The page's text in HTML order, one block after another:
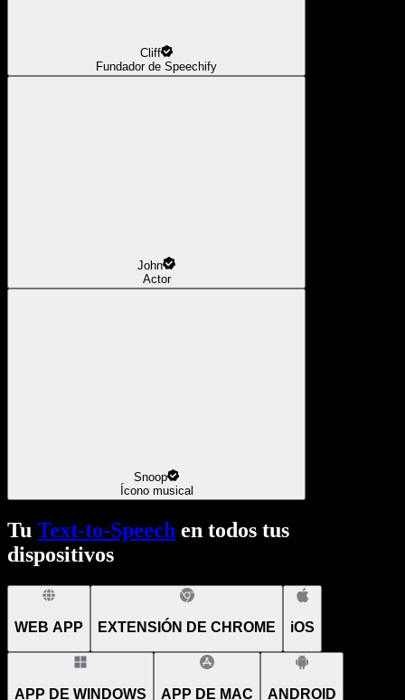
Cliff
Fundador de Speechify
John
Actor
Snoop
Ícono musical
Tu Text-to-Speech en todos tus
dispositivos
WEB APP EXTENSIÓN DE CHROME iOS
APP DE WINDOWS APP DE MAC ANDROID